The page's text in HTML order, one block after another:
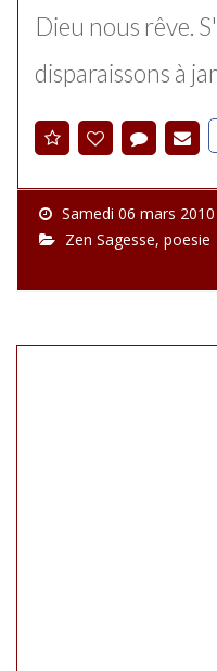
Dieu nous rêve.
disparaissons à
Samedi 06 mars 2010
Zen Sagesse, poesie